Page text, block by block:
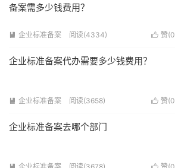
备案需多少钱费用？
 赞(0
 企业标准备案 阅读(4334)
企业标准备案代办需要多少钱费用？
 赞(0
 企业标准备案 阅读(3658)
企业标准备案去哪个部门